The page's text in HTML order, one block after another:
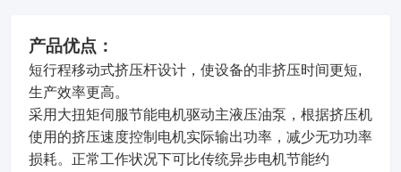
产品优点：
短行程移动式挤压杆设计，使设备的非挤压时间更短,
生产效率更高。
采用大扭矩伺服节能电机驱动主液压油泵，根据挤压机
使用的挤压速度控制电机实际输出功率，减少无功功率
损耗。正常工作状况下可比传统异步电机节能约